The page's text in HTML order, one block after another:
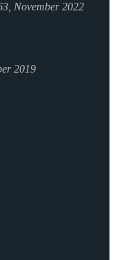
November 2022
2019